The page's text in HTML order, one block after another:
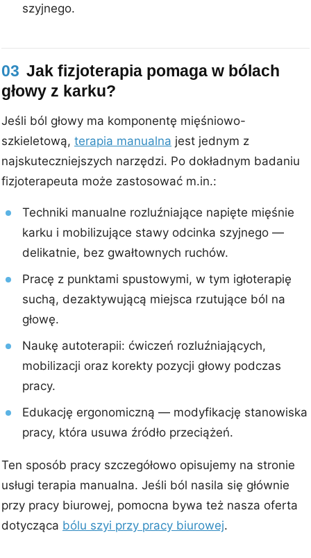
szyjnego.
03 Jak fizjoterapia pomaga w bólach
głowy z karku?
Jeśli ból głowy ma komponentę mięśniowo-
szkieletową, terapia manualna jest jednym z
najskuteczniejszych narzędzi. Po dokładnym badaniu
fizjoterapeuta może zastosować m.in.:
Techniki manualne rozluźniające napięte mięśnie
karku i mobilizujące stawy odcinka szyjnego —
delikatnie, bez gwałtownych ruchów.
Pracę z punktami spustowymi, w tym igłoterapię
suchą, dezaktywującą miejsca rzutujące ból na
głowę.
Naukę autoterapii: ćwiczeń rozluźniających,
mobilizacji oraz korekty pozycji głowy podczas
pracy.
Edukację ergonomiczną — modyfikację stanowiska
pracy, która usuwa źródło przeciążeń.
Ten sposób pracy szczegółowo opisujemy na stronie
usługi terapia manualna. Jeśli ból nasila się głównie
przy pracy biurowej, pomocna bywa też nasza oferta
dotycząca bólu szyi przy pracy biurowej.